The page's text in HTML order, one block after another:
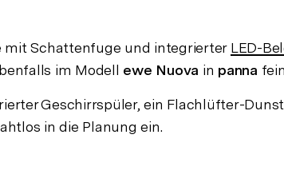
mit Schattenfuge und integrierter LED-
im Modell ewe Nuova in panna
Geschirrspüler, ein Flachlüfter-
in die Planung ein.